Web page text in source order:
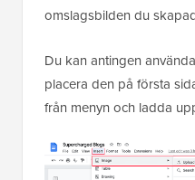
omslagsbilden du
Du kan antingen
placera den på första
från menyn och ladda